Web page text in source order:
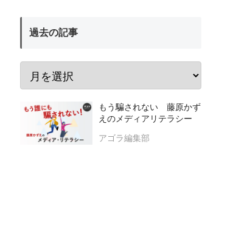
過去の記事
もう騙されない 藤原かず
えのメディアリテラシー
アゴラ編集部